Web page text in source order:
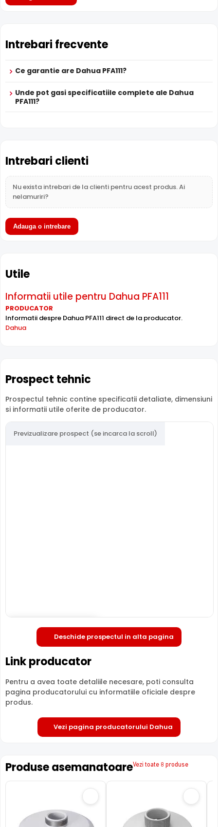
Intrebari frecvente
Ce garantie are Dahua PFA111?
Unde pot gasi specificatiile complete ale Dahua
PFA111?
Intrebari clienti
Nu exista intrebari de la clienti pentru acest produs. Ai
nelamuriri?
Adauga o intrebare
Utile
Informatii utile pentru Dahua PFA111
PRODUCATOR
Informatii despre Dahua PFA111 direct de la producator.
Dahua
Prospect tehnic
Prospectul tehnic contine specificatii detaliate, dimensiuni
si informatii utile oferite de producator.
Previzualizare prospect (se incarca la scroll)
Deschide in fullscreen
Deschide prospectul in alta pagina
Link producator
Pentru a avea toate detaliile necesare, poti consulta
pagina producatorului cu informatiile oficiale despre
produs.
Vezi pagina producatorului Dahua
Produse asemanatoareVezi toate 8 produse